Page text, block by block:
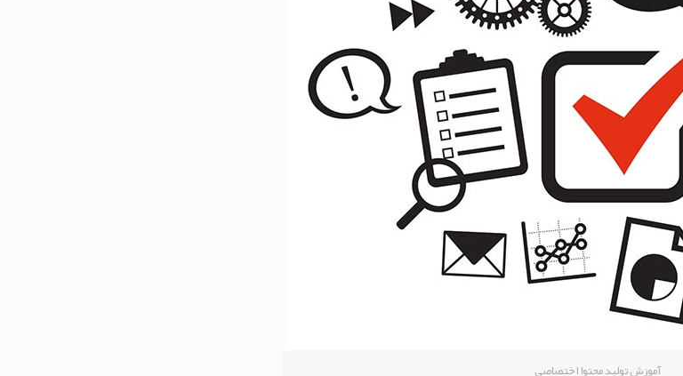
آموزش تولید محتوا اختصاصی